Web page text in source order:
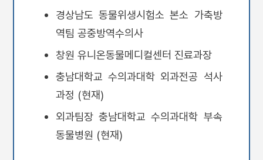
경상남도 동물위생시험소 본소 가축방
역팀 공중방역수의사
창원 유니온동물메디컬센터 진료과장
충남대학교 수의과대학 외과전공 석사
과정 (현재)
외과팀장 충남대학교 수의과대학 부속
동물병원 (현재)